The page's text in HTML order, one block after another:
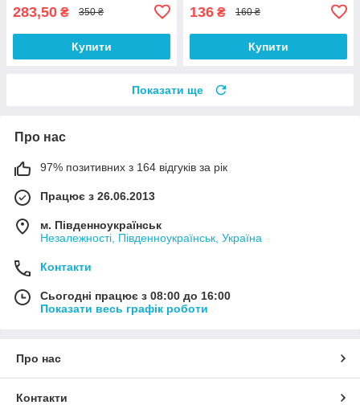
283,50 ₴ 350 ₴
Купити
136 ₴ 160 ₴
Купити
Показати ще
Про нас
97% позитивних з 164 відгуків за рік
Працює з 26.06.2013
м. Південноукраїнськ
Незалежності, Південноукраїнськ, Україна
Контакти
Сьогодні працює з 08:00 до 16:00
Показати весь графік роботи
Про нас
Контакти